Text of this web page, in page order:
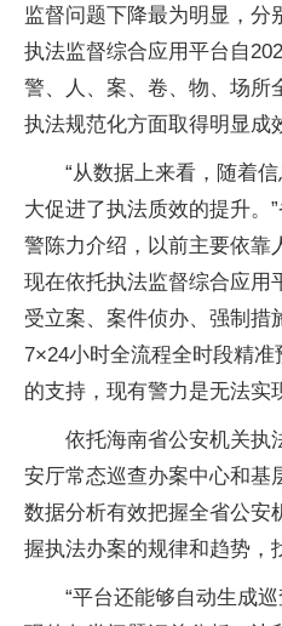
监督问题下降最为明显，分
执法监督综合应用平台自
警、人、案、卷、物、场所
执法规范化方面取得明显成
“从数据上来看，随着
大促进了执法质效的提升。
警陈力介绍，以前主要依靠
现在依托执法监督综合应用
受立案、案件侦办、强制措
7×24小时全流程全时段精
的支持，现有警力是无法实
依托海南省公安机关执
安厅常态巡查办案中心和基
数据分析有效把握全省公安
握执法办案的规律和趋势，
“平台还能够自动生成